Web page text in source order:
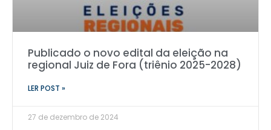
Publicado o novo edital da eleição na
regional Juiz de Fora (triênio 2025-2028)
LER POST »
27 de dezembro de 2024